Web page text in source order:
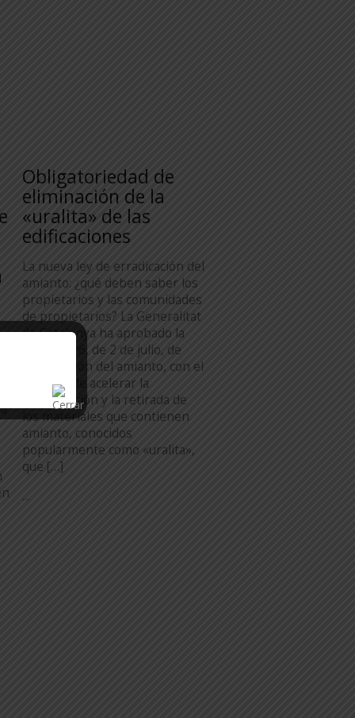
Obligatoriedad de
eliminación de la
«uralita» de las
edificaciones
La nueva ley de erradicación del
amianto: ¿qué deben saber los
propietarios y las comunidades
de propietarios? La Generalitat
de Catalunya ha aprobado la
Ley 8/2026, de 2 de julio, de
erradicación del amianto, con el
objetivo de acelerar la
identificación y la retirada de
los materiales que contienen
amianto, conocidos
popularmente como «uralita»,
que […]
...